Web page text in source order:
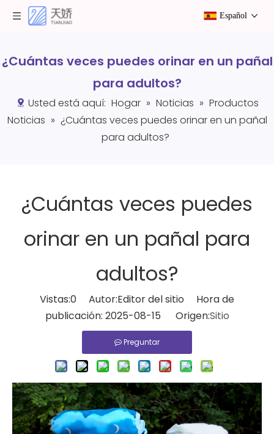
Español
¿Cuántas veces puedes orinar en un pañal
para adultos?
Usted está aquí: Hogar » Noticias » Productos
Noticias » ¿Cuántas veces puedes orinar en un pañal
para adultos?
¿Cuántas veces puedes
orinar en un pañal para
adultos?
Vistas:0 Autor:Editor del sitio Hora de
publicación: 2025-08-15 Origen:Sitio
Preguntar